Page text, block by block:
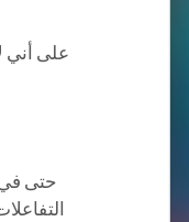
على أني
حتى في